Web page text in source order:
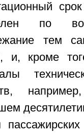
по
тем
и, кроме